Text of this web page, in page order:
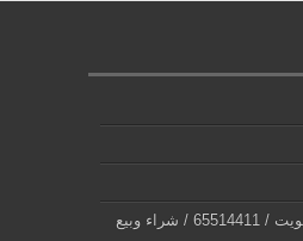
نشتري السيارات الكويت / 65514411 / شراء وبيع